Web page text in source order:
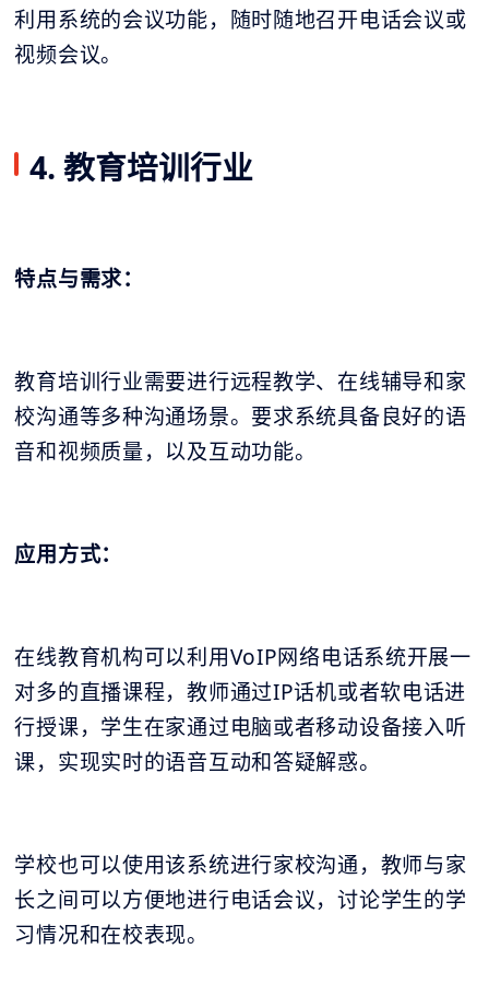
利用系统的会议功能，随时随地召开电话会议或
视频会议。
4. 教育培训行业
特点与需求：
教育培训行业需要进行远程教学、在线辅导和家
校沟通等多种沟通场景。要求系统具备良好的语
音和视频质量，以及互动功能。
应用方式：
在线教育机构可以利用VoIP网络电话系统开展一
对多的直播课程，教师通过IP话机或者软电话进
行授课，学生在家通过电脑或者移动设备接入听
课，实现实时的语音互动和答疑解惑。
学校也可以使用该系统进行家校沟通，教师与家
长之间可以方便地进行电话会议，讨论学生的学
习情况和在校表现。